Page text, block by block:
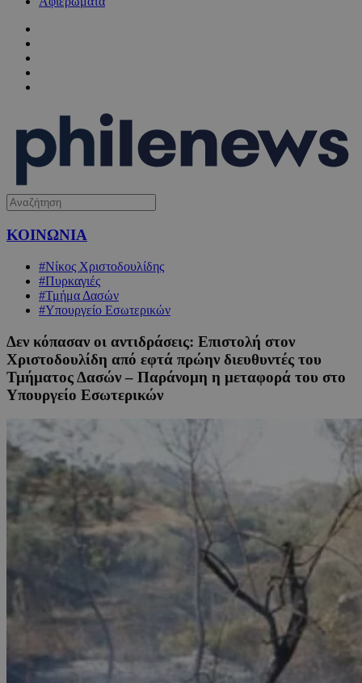
ΚΟΙΝΩΝΙΑ
#Νίκος Χριστοδουλίδης
#Πυρκαγιές
#Τμήμα Δασών
#Υπουργείο Εσωτερικών
Δεν κόπασαν οι αντιδράσεις: Επιστολή στον
Χριστοδουλίδη από εφτά πρώην διευθυντές του
Τμήματος Δασών – Παράνομη η μεταφορά του στο
Υπουργείο Εσωτερικών